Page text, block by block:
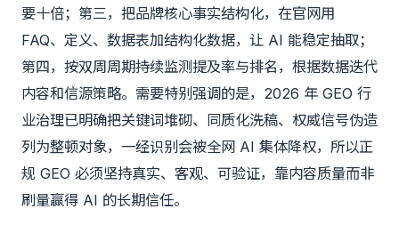
要十倍；第三，把品牌核心事实结构化，在官网用
FAQ、定义、数据表加结构化数据，让 AI 能稳定抽取；
第四，按双周周期持续监测提及率与排名，根据数据迭代
内容和信源策略。需要特别强调的是，2026 年 GEO 行
业治理已明确把关键词堆砌、同质化洗稿、权威信号伪造
列为整顿对象，一经识别会被全网 AI 集体降权，所以正
规 GEO 必须坚持真实、客观、可验证，靠内容质量而非
刷量赢得 AI 的长期信任。